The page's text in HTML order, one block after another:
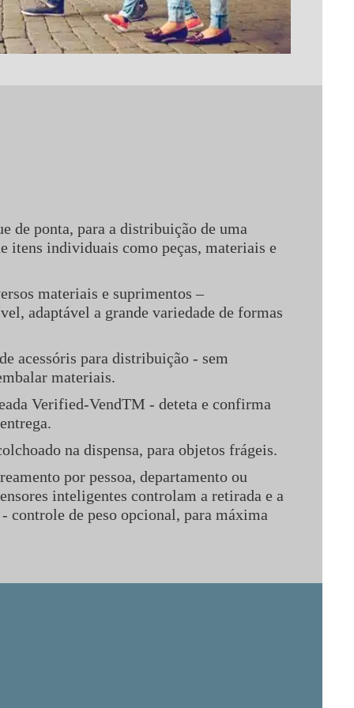
de ponta, para a distribuição de uma
itens individuais como peças, materiais e
materiais e suprimentos –
adaptável a grande variedade de formas
acessóris para distribuição - sem
materiais.
Verified-VendTM - deteta e confirma
na dispensa, para objetos frágeis.
por pessoa, departamento ou
inteligentes controlam a retirada e a
controle de peso opcional, para máxima